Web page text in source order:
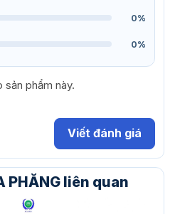
0%
0%
sản phẩm này.
Viết đánh giá
PHĂNG liên quan